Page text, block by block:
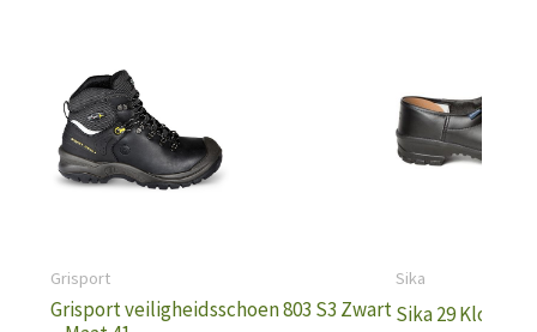
Grisport
Grisport veiligheidsschoen 803 S3 Zwart
Sika
Sika 29 Klomp